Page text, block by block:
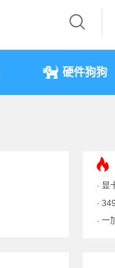
硬件狗狗
· 显
·
· 一